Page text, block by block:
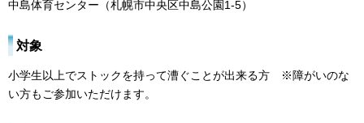
中島体育センター（札幌市中央区中島公園1-5）
対象
小学生以上でストックを持って漕ぐことが出来る方 ※障がいのな
い方もご参加いただけます。